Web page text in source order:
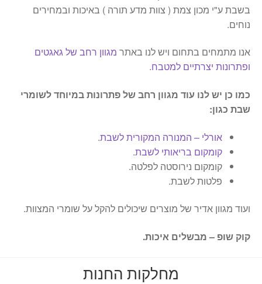
בשבת ע"י מכון צמת ( צוות מדע תורה ) באיכות ובמחירים
נוחים.
אנו מתמחים בתחום ויש לנו באתר מגוון רחב של גאגטים
ופתרונות יצרתיים למטבח.
כמו כן יש לנו עוד מגוון רחב של פתרונות במיוחד לשומרי
שבת כגון:
אורלי – המנורה המקורית לשבת.
קומקום בריאותי לשבת.
קומקום נירוסטה לפלטה.
פלטות לשבת.
ועוד מגוון אדיר של מוצרים שיכולים להקל על שומרי המצוות.
קוק שופ – מבשלים איכות.
מחלקות החנות